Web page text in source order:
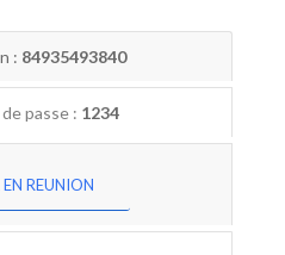
: 84935493840
passe : 1234
EN REUNION